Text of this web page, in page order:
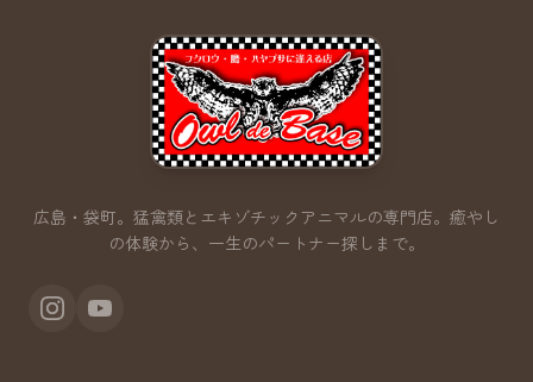
広島・袋町。猛禽類とエキゾチックアニマルの専門店。 癒やし
の体験から、一生のパートナー探しまで。